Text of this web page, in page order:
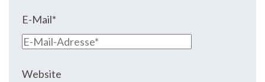
E-Mail*
Website